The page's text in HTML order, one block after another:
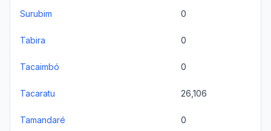
Surubim 0
Tabira 0
Tacaimbó 0
Tacaratu 26,106
Tamandaré 0